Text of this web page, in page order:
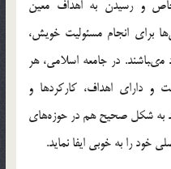
و رسيدن به اهداف معين
براى انجام مسئوليت خويش،
در جامعه اسلامى، هر
داراى اهداف، كاركردها و
به شكل صحيح هم در حوزه‌هاي
خود را به خوبى ايفا نمايد.